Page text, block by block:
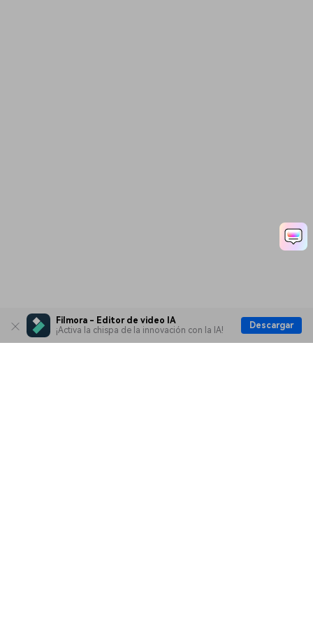
Filmora - Editor de video IA
¡Activa la chispa de la innovación con la IA!
Descargar